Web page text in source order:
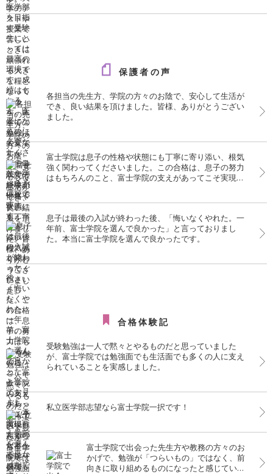
保護者の声
各担当の先生方、学院の方々のお陰で、安心して生活が
でき、良い結果を頂けました。皆様、ありがとうござい
ました。
富士学院は息子の性格や状態にも丁寧に寄り添い、根気
強く関わってくださいました。この合格は、息子の努力
はもちろんのこと、富士学院の支えがあってこそ実現し
息子は最後の入試が終わった後、「悔いなくやれた。一
年前、富士学院を選んで良かった」と言っておりまし
た。本当に富士学院を選んで良かったです。
合格体験記
受験勉強は一人で黙々とやるものだと思っていました
が、富士学院では勉強面でも生活面でも多くの人に支え
られていることを実感しました。
私立医学部志望なら富士学院一択です！
富士学院で出会った先生方や教務の方々のお
かげで、勉強が「つらいもの」ではなく、前
向きに取り組めるものになったと感じていま